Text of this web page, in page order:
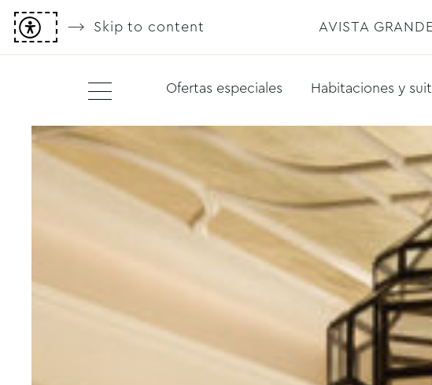
Skip to content AVISTA
Ofertas especiales Habitaciones y